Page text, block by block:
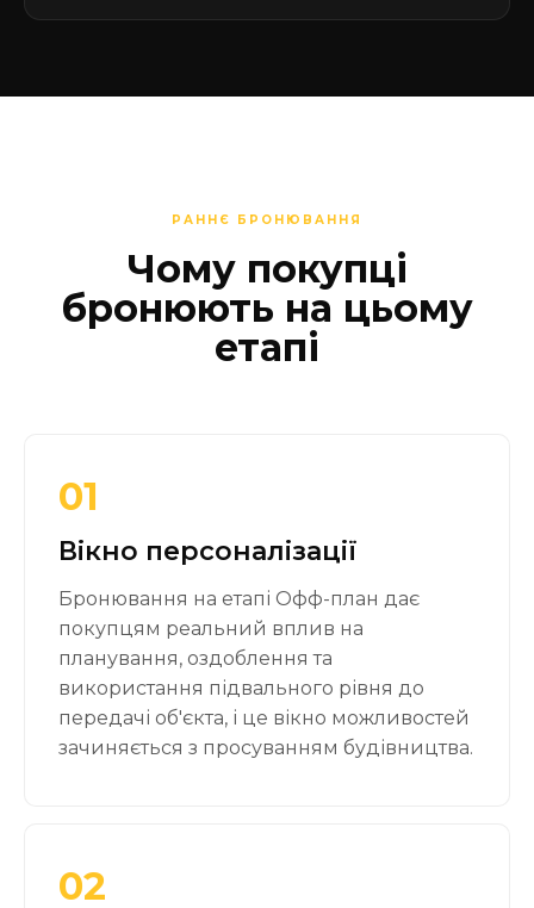
РАННЄ БРОНЮВАННЯ
Чому покупці
бронюють на цьому
етапі
01
Вікно персоналізації
Бронювання на етапі Офф-план дає
покупцям реальний вплив на
планування, оздоблення та
використання підвального рівня до
передачі об'єкта, і це вікно можливостей
зачиняється з просуванням будівництва.
02